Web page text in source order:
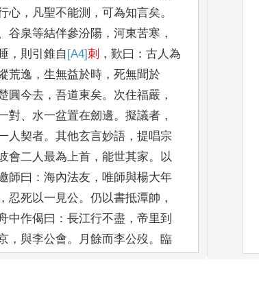
心 ， 凡聖不能測 ， 可為知言矣。
谷泉等結伴參汾陽 ， 河東苦寒 ，
， 則引錐自 [A4]刺 ， 歎曰 ： 古人為
荒逸 ， 生無益於時 ， 死無聞於
圓今去 ， 吾道東矣。 次住福嚴 ，
對、 水一盆置在劒邊。 擬議者 ，
人契者。 其他玄言妙語 ， 提唱宗
會二人最為上首 ， 能世其家。 以
師曰 ： 海內法友 ， 唯師與楊大年
， 忍死以一見公。 仍以書抵潭帥 ，
中作偈曰 ： 長江行不盡 ， 帝里到
， 與李公會。 月餘而李公歿。 臨